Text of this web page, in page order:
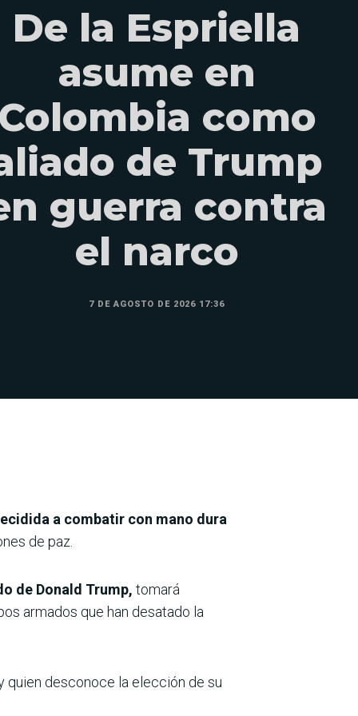
De la Espriella
asume en
Colombia como
de Trump
guerra contra
el narco
7 DE AGOSTO DE 2026 17:36
a combatir con mano dura
de paz.
de Donald Trump, tomará
armados que han desatado la
quien desconoce la elección de su